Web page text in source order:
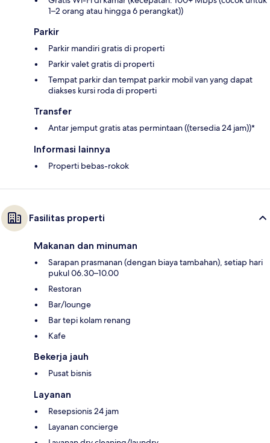
1–2 orang atau hingga 6 perangkat))
Parkir
Parkir mandiri gratis di properti
Parkir valet gratis di properti
Tempat parkir dan tempat parkir mobil van yang dapat
diakses kursi roda di properti
Transfer
Antar jemput gratis atas permintaan ((tersedia 24 jam))*
Informasi lainnya
Properti bebas-rokok
Fasilitas properti
Makanan dan minuman
Sarapan prasmanan (dengan biaya tambahan), setiap hari
pukul 06.30–10.00
Restoran
Bar/lounge
Bar tepi kolam renang
Kafe
Bekerja jauh
Pusat bisnis
Layanan
Resepsionis 24 jam
Layanan concierge